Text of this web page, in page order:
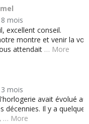
mois
excellent conseil.
montre et venir la
attendait … More
mois
avait évolué au
Il y a quelques
… More